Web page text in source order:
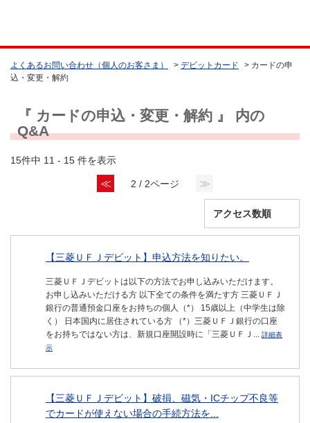
よくあるお問い合わせ（個人のお客さま） > デビットカード > カードの申
込・変更・解約
『 カードの申込・変更・解約 』 内の
Q&A
15件中 11 - 15 件を表示
≪ 2 / 2ページ ≫
【三菱ＵＦＪデビット】申込方法を知りたい。
三菱ＵＦＪデビットは以下の方法でお申し込みいただけます。
お申し込みいただける方 以下全ての条件を満たす方 三菱ＵＦＪ
銀行の普通預金口座をお持ちの個人（*） 15歳以上（中学生は除
く） 日本国内に居住されている方 （*）三菱ＵＦＪ銀行の口座
をお持ちではない方は、新規口座開設時に「三菱ＵＦＪ... 詳細表
示
【三菱ＵＦＪデビット】破損、磁気・ICチップ不良等
でカードが使えない場合の手続方法を...